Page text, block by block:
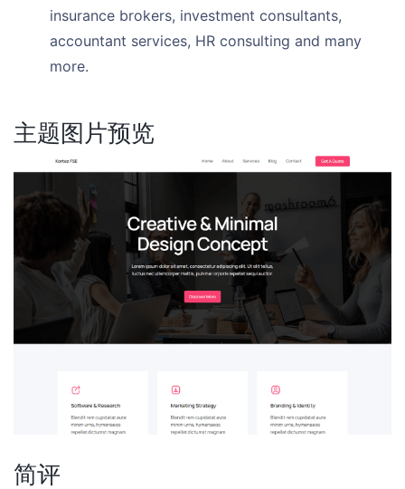
insurance brokers, investment consultants,
accountant services, HR consulting and many
more.
主题图片预览
简评